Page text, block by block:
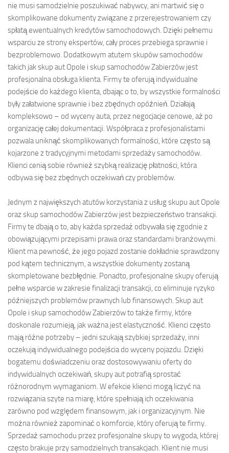
nie musi samodzielnie poszukiwać nabywcy, ani martwić się o
skomplikowane dokumenty związane z przerejestrowaniem czy
spłatą ewentualnych kredytów samochodowych. Dzięki pełnemu
wsparciu ze strony ekspertów, cały proces przebiega sprawnie i
bezproblemowo. Dodatkowym atutem skupów samochodów
takich jak skup aut Opole i skup samochodów Zabierzów jest
profesjonalna obsługa klienta. Firmy te oferują indywidualne
podejście do każdego klienta, dbając o to, by wszystkie formalności
były załatwione sprawnie i bez zbędnych opóźnień. Działają
kompleksowo – od wyceny auta, przez negocjacje cenowe, aż po
organizację całej dokumentacji. Współpraca z profesjonalistami
pozwala uniknąć skomplikowanych formalności, które często są
kojarzone z tradycyjnymi metodami sprzedaży samochodów.
Klienci cenią sobie również szybką realizację płatności, która
odbywa się bez zbędnych oczekiwań czy problemów.
Jednym z największych atutów korzystania z usług skupu aut Opole
oraz skup samochodów Zabierzów jest bezpieczeństwo transakcji.
Firmy te dbają o to, aby każda sprzedaż odbywała się zgodnie z
obowiązującymi przepisami prawa oraz standardami branżowymi.
Klient ma pewność, że jego pojazd zostanie dokładnie sprawdzony
pod kątem technicznym, a wszystkie dokumenty zostaną
skompletowane bezbłędnie. Ponadto, profesjonalne skupy oferują
pełne wsparcie w zakresie finalizacji transakcji, co eliminuje ryzyko
późniejszych problemów prawnych lub finansowych. Skup aut
Opole i skup samochodów Zabierzów to także firmy, które
doskonale rozumieją, jak ważna jest elastyczność. Klienci często
mają różne potrzeby – jedni szukają szybkiej sprzedaży, inni
oczekują indywidualnego podejścia do wyceny pojazdu. Dzięki
bogatemu doświadczeniu oraz dostosowywaniu oferty do
indywidualnych oczekiwań, skupy aut potrafią sprostać
różnorodnym wymaganiom. W efekcie klienci mogą liczyć na
rozwiązania szyte na miarę, które spełniają ich oczekiwania
zarówno pod względem finansowym, jak i organizacyjnym. Nie
można również zapominać o komforcie, który oferują te firmy.
Sprzedaż samochodu przez profesjonalne skupy to wygoda, której
często brakuje przy samodzielnych transakcjach. Klient nie musi